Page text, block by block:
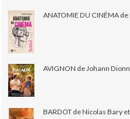
ANATOMIE DU CINÉMA
AVIGNON de Johann
BARDOT de Nicolas Bary